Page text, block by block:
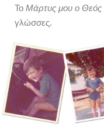
Το Μάρτυς μου ο Θεός
γλώσσες.